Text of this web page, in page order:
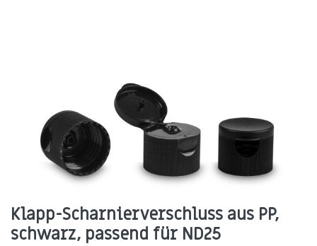
Klapp-Scharnierverschluss aus PP,
schwarz, passend für ND25